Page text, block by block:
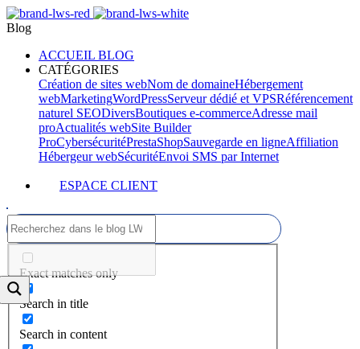
Blog
ACCUEIL BLOG
CATÉGORIES
Création de sites webNom de domaineHébergement
webMarketingWordPressServeur dédié et VPSRéférencement
naturel SEODiversBoutiques e-commerceAdresse mail
proActualités webSite Builder
ProCybersécuritéPrestaShopSauvegarde en ligneAffiliation
Hébergeur webSécuritéEnvoi SMS par Internet
ESPACE CLIENT
Exact matches only
Search in title
Search in content